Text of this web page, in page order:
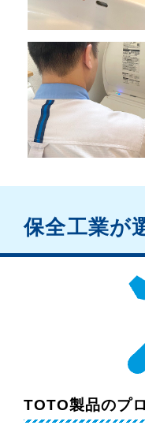
保全工業が
TOTO製品のプ